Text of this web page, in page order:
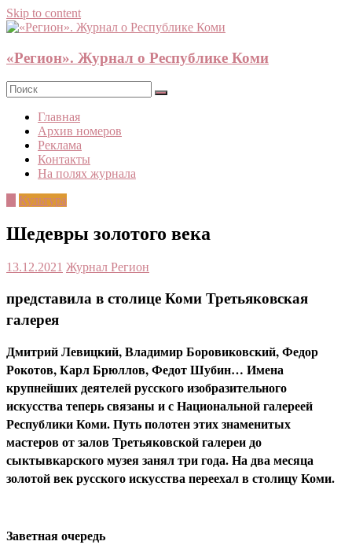
Skip to content
«Регион». Журнал о Республике Коми
Главная
Архив номеров
Реклама
Контакты
На полях журнала
Культура
Шедевры золотого века
13.12.2021 Журнал Регион
представила в столице Коми Третьяковская
галерея
Дмитрий Левицкий, Владимир Боровиковский, Федор
Рокотов, Карл Брюллов, Федот Шубин… Имена
крупнейших деятелей русского изобразительного
искусства теперь связаны и с Национальной галереей
Республики Коми. Путь полотен этих знаменитых
мастеров от залов Третьяковской галереи до
сыктывкарского музея занял три года. На два месяца
золотой век русского искусства переехал в столицу Коми.
Заветная очередь